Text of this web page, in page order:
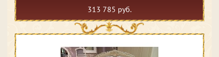
313 785 руб.